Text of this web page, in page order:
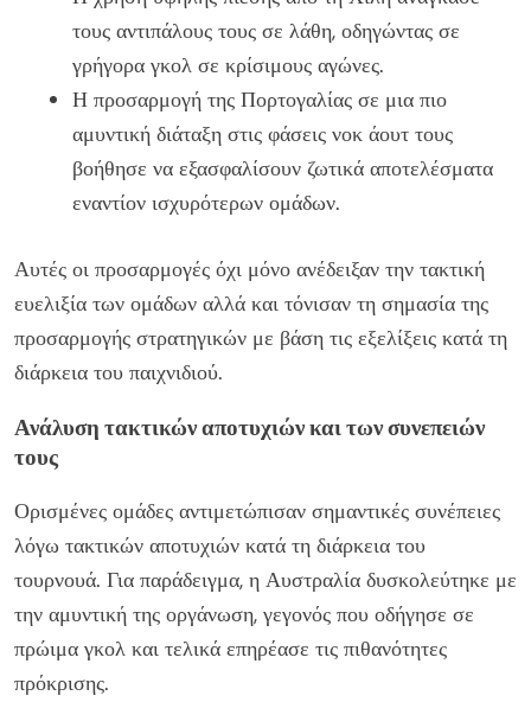
τους αντιπάλους τους σε λάθη, οδηγώντας σε
γρήγορα γκολ σε κρίσιμους αγώνες.
Η προσαρμογή της Πορτογαλίας σε μια πιο
αμυντική διάταξη στις φάσεις νοκ άουτ τους
βοήθησε να εξασφαλίσουν ζωτικά αποτελέσματα
εναντίον ισχυρότερων ομάδων.
Αυτές οι προσαρμογές όχι μόνο ανέδειξαν την τακτική
ευελιξία των ομάδων αλλά και τόνισαν τη σημασία της
προσαρμογής στρατηγικών με βάση τις εξελίξεις κατά τη
διάρκεια του παιχνιδιού.
Ανάλυση τακτικών αποτυχιών και των συνεπειών
τους
Ορισμένες ομάδες αντιμετώπισαν σημαντικές συνέπειες
λόγω τακτικών αποτυχιών κατά τη διάρκεια του
τουρνουά. Για παράδειγμα, η Αυστραλία δυσκολεύτηκε με
την αμυντική της οργάνωση, γεγονός που οδήγησε σε
πρώιμα γκολ και τελικά επηρέασε τις πιθανότητες
πρόκρισης.